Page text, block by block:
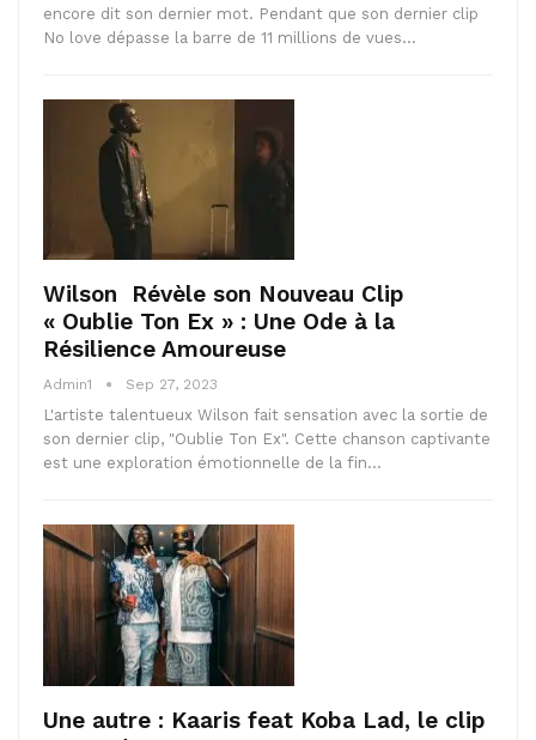
encore dit son dernier mot. Pendant que son dernier clip
No love dépasse la barre de 11 millions de vues…
Wilson Révèle son Nouveau Clip
« Oublie Ton Ex » : Une Ode à la
Résilience Amoureuse
Admin1 Sep 27, 2023
L'artiste talentueux Wilson fait sensation avec la sortie de
son dernier clip, "Oublie Ton Ex". Cette chanson captivante
est une exploration émotionnelle de la fin…
Une autre : Kaaris feat Koba Lad, le clip